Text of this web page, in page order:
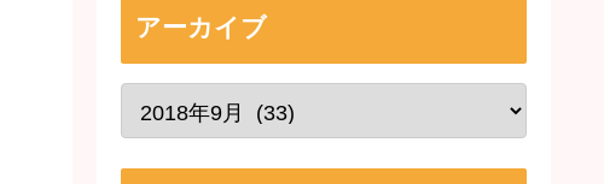
アーカイブ